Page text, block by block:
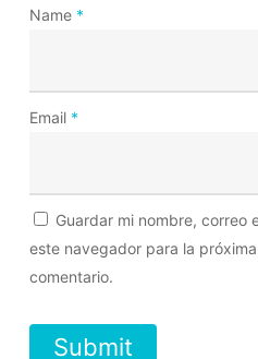
Name *
Email *
Guardar mi nombre, correo
este navegador para la
comentario.